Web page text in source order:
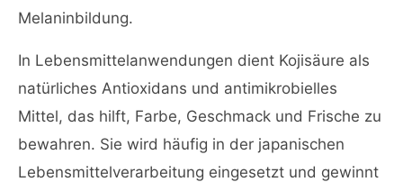
Melaninbildung.
In Lebensmittelanwendungen dient Kojisäure als
natürliches Antioxidans und antimikrobielles
Mittel, das hilft, Farbe, Geschmack und Frische zu
bewahren. Sie wird häufig in der japanischen
Lebensmittelverarbeitung eingesetzt und gewinnt